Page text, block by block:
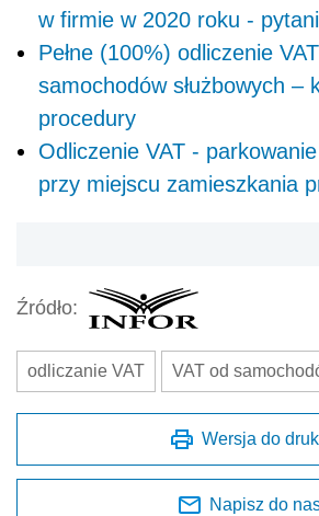
w firmie w 2020 roku -
Pełne (100%) odliczenie
samochodów służbowych –
procedury
Odliczenie VAT -
przy miejscu zamieszkania
Źródło:
odliczanie VAT VAT od
Wersja do
Napisz do